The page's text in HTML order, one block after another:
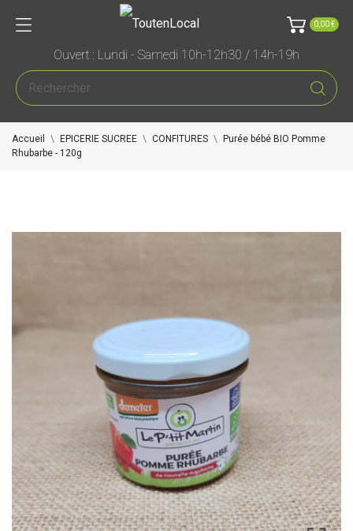
0,00 €
Ouvert : Lundi - Samedi 10h-12h30 / 14h-19h
Accueil EPICERIE SUCREE CONFITURES
Purée bébé BIO Pomme
Rhubarbe - 120g